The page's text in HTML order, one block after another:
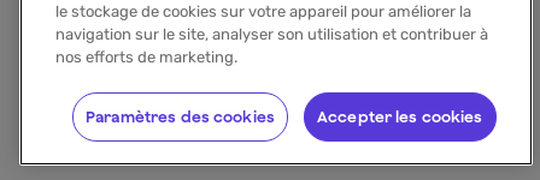
le stockage de cookies sur votre appareil pour améliorer la
navigation sur le site, analyser son utilisation et contribuer à
nos efforts de marketing.
Accepter les cookies
Paramètres des cookies